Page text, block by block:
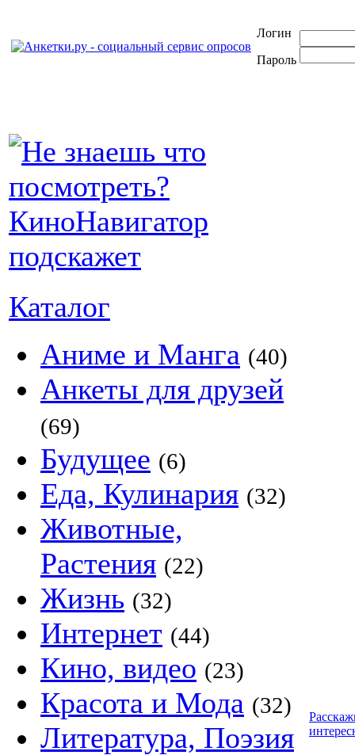
Логин
Пароль
Каталог
Аниме и Манга (40)
Анкеты для друзей
(69)
Будущее (6)
Еда, Кулинария (32)
Животные,
Растения (22)
Жизнь (32)
Интернет (44)
Кино, видео (23)
Красота и Мода (32)
Литература, Поэзия